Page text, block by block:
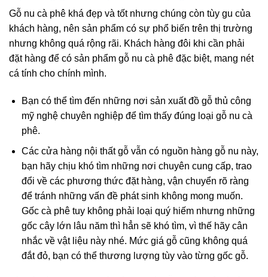
Gỗ nu cà phê khá đẹp và tốt nhưng chúng còn tùy gu của
khách hàng, nên sản phẩm có sự phổ biến trên thị trường
nhưng không quá rộng rãi. Khách hàng đôi khi cần phải
đặt hàng để có sản phẩm gỗ nu cà phê đặc biệt, mang nét
cá tính cho chính mình.
Bạn có thể tìm đến những nơi sản xuất đồ gỗ thủ công
mỹ nghệ chuyên nghiệp để tìm thấy đúng loại gỗ nu cà
phê.
Các cửa hàng nội thất gỗ vẫn có nguồn hàng gỗ nu này,
bạn hãy chịu khó tìm những nơi chuyên cung cấp, trao
đổi về các phương thức đặt hàng, vận chuyển rõ ràng
để tránh những vấn đề phát sinh không mong muốn.
Gốc cà phê tuy không phải loại quý hiếm nhưng những
gốc cây lớn lâu năm thì hẳn sẽ khó tìm, vì thế hãy cân
nhắc về vật liệu này nhé. Mức giá gỗ cũng không quá
đắt đỏ, bạn có thể thương lượng tùy vào từng gốc gỗ.